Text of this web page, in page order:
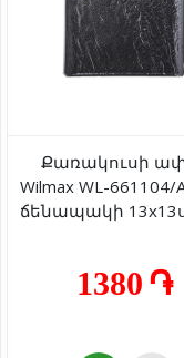
Քառակուսի
Wilmax WL-661104/
ճենապակի
1380 ֏